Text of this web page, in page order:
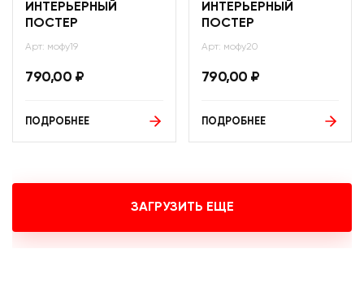
ИНТЕРЬЕРНЫЙ
ПОСТЕР
Арт: мофу19
790,00 ₽
ПОДРОБНЕЕ
ИНТЕРЬЕРНЫЙ
ПОСТЕР
Арт: мофу20
790,00 ₽
ПОДРОБНЕЕ
ЗАГРУЗИТЬ ЕЩЕ